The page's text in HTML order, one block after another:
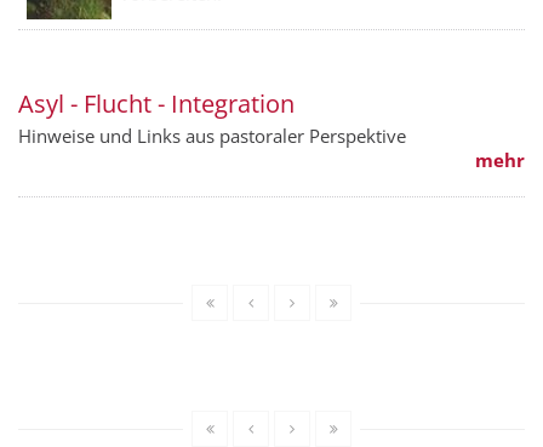
Asyl - Flucht - Integration
Hinweise und Links aus pastoraler Perspektive
mehr